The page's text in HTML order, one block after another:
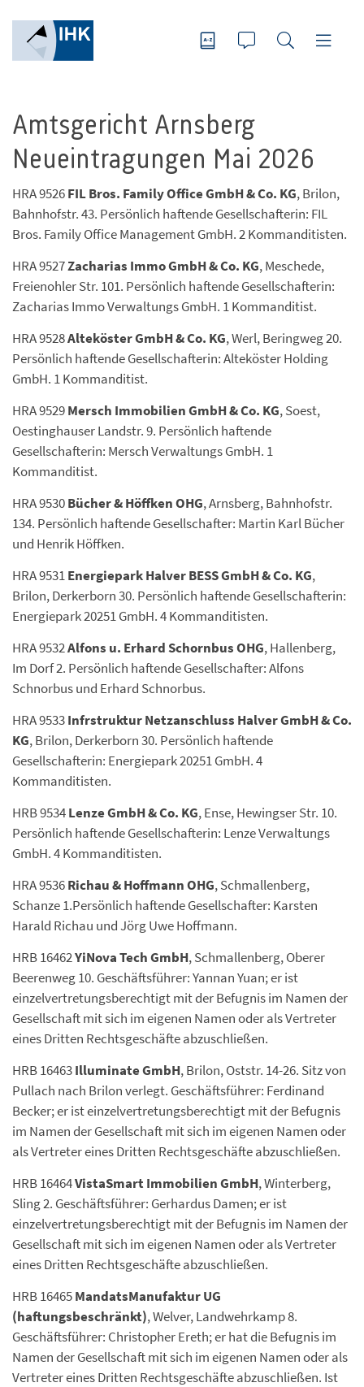
Amtsgericht Arnsberg
Neueintragungen Mai 2026
HRA 9526FIL Bros. Family Office GmbH & Co. KG, Brilon,
Bahnhofstr. 43. Persönlich haftende Gesellschafterin: FIL
Bros. Family Office Management GmbH. 2 Kommanditisten.
HRA 9527Zacharias Immo GmbH & Co. KG, Meschede,
Freienohler Str. 101. Persönlich haftende Gesellschafterin:
Zacharias Immo Verwaltungs GmbH. 1 Kommanditist.
HRA 9528Alteköster GmbH & Co. KG, Werl, Beringweg 20.
Persönlich haftende Gesellschafterin: Alteköster Holding
GmbH. 1 Kommanditist.
HRA 9529Mersch Immobilien GmbH & Co. KG, Soest,
Oestinghauser Landstr. 9. Persönlich haftende
Gesellschafterin: Mersch Verwaltungs GmbH. 1
Kommanditist.
HRA 9530Bücher & Höffken OHG, Arnsberg, Bahnhofstr.
134. Persönlich haftende Gesellschafter: Martin Karl Bücher
und Henrik Höffken.
HRA 9531Energiepark Halver BESS GmbH & Co. KG,
Brilon, Derkerborn 30. Persönlich haftende Gesellschafterin:
Energiepark 20251 GmbH. 4 Kommanditisten.
HRA 9532Alfons u. Erhard Schornbus OHG, Hallenberg,
Im Dorf 2. Persönlich haftende Gesellschafter: Alfons
Schnorbus und Erhard Schnorbus.
HRA 9533Infrstruktur Netzanschluss Halver GmbH & Co.
KG, Brilon, Derkerborn 30. Persönlich haftende
Gesellschafterin: Energiepark 20251 GmbH. 4
Kommanditisten.
HRB 9534Lenze GmbH & Co. KG, Ense, Hewingser Str. 10.
Persönlich haftende Gesellschafterin: Lenze Verwaltungs
GmbH. 4 Kommanditisten.
HRA 9536Richau & Hoffmann OHG, Schmallenberg,
Schanze 1.Persönlich haftende Gesellschafter: Karsten
Harald Richau und Jörg Uwe Hoffmann.
HRB 16462YiNova Tech GmbH, Schmallenberg, Oberer
Beerenweg 10. Geschäftsführer: Yannan Yuan; er ist
einzelvertretungsberechtigt mit der Befugnis im Namen der
Gesellschaft mit sich im eigenen Namen oder als Vertreter
eines Dritten Rechtsgeschäfte abzuschließen.
HRB 16463Illuminate GmbH, Brilon, Oststr. 14-26. Sitz von
Pullach nach Brilon verlegt. Geschäftsführer: Ferdinand
Becker; er ist einzelvertretungsberechtigt mit der Befugnis
im Namen der Gesellschaft mit sich im eigenen Namen oder
als Vertreter eines Dritten Rechtsgeschäfte abzuschließen.
HRB 16464VistaSmart Immobilien GmbH, Winterberg,
Sling 2. Geschäftsführer: Gerhardus Damen; er ist
einzelvertretungsberechtigt mit der Befugnis im Namen der
Gesellschaft mit sich im eigenen Namen oder als Vertreter
eines Dritten Rechtsgeschäfte abzuschließen.
HRB 16465MandatsManufaktur UG
(haftungsbeschränkt), Welver, Landwehrkamp 8.
Geschäftsführer: Christopher Ereth; er hat die Befugnis im
Namen der Gesellschaft mit sich im eigenen Namen oder als
Vertreter eines Dritten Rechtsgeschäfte abzuschließen. Ist